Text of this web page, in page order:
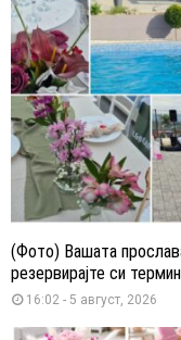
(Фото) Вашата
резервирајте си
16:02 - 5 август, 2026